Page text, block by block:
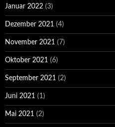
Januar 2022 (3)
Dezember 2021 (4)
November 2021 (7)
Oktober 2021 (6)
September 2021 (2)
Juni 2021 (1)
Mai 2021 (2)